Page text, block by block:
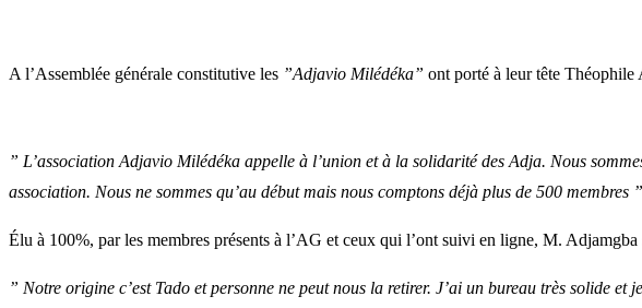
A l’Assemblée générale constitutive les ”Adjavio Milédéka” ont porté à leur tête Théophile
” L’association Adjavio Milédéka appelle à l’union et à la solidarité des Adja. Nous
association. Nous ne sommes qu’au début mais nous comptons déjà plus de 500 membres ”
Élu à 100%, par les membres présents à l’AG et ceux qui l’ont suivi en ligne, M.
” Notre origine c’est Tado et personne ne peut nous la retirer. J’ai un bureau très solide